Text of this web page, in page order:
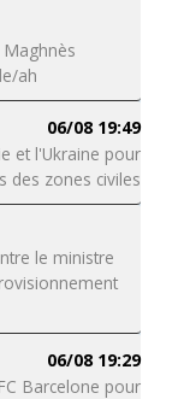
ah
06/08 19:49
et l'Ukraine pour
des zones civiles
le ministre
06/08 19:29
Barcelone pour